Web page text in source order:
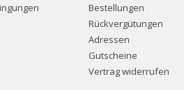
Bestellungen
Rückvergütungen
Adressen
Gutscheine
Vertrag widerrufen